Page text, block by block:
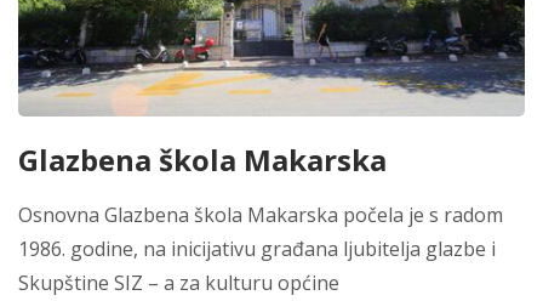
Glazbena škola Makarska
Osnovna Glazbena škola Makarska počela je s radom
1986. godine, na inicijativu građana ljubitelja glazbe i
Skupštine SIZ – a za kulturu općine